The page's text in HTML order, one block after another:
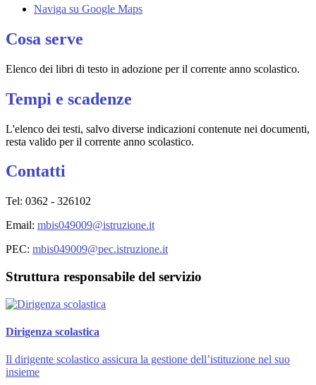
Naviga su Google Maps
Cosa serve
Elenco dei libri di testo in adozione per il corrente anno scolastico.
Tempi e scadenze
L'elenco dei testi, salvo diverse indicazioni contenute nei documenti,
resta valido per il corrente anno scolastico.
Contatti
Tel: 0362 - 326102
Email: mbis049009@istruzione.it
PEC: mbis049009@pec.istruzione.it
Struttura responsabile del servizio
Dirigenza scolastica
Il dirigente scolastico assicura la gestione dell’istituzione nel suo
insieme